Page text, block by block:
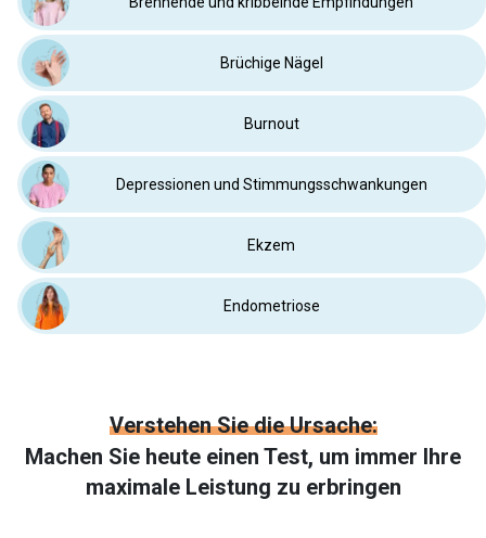
Brüchige Nägel
Burnout
Depressionen und Stimmungsschwankungen
Ekzem
Endometriose
Verstehen Sie die Ursache:
Machen Sie heute einen Test, um immer Ihre
maximale Leistung zu erbringen